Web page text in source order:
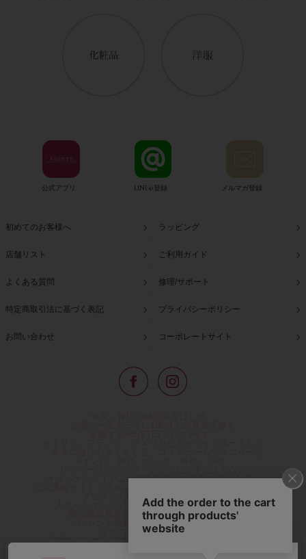
公式アプリ LINE@登録 メルマガ登録
初めてのお客様へ ラッピング
店舗リスト ご利用ガイド
よくある質問 修理/サポート
特定商取引法に基づく表記 プライバシーポリシー
お問い合わせ コーポレートサイト
オリジナルアイテムなどを幅広くご用意しています。
アビステの幅広い商品を取り揃え、
人気ランキングやテレビなどメディア着用商品、
雑誌掲載商品情報を紹介するコンテンツ、
プレゼント包装無料や独自のポイント還元
などのサービスをご提供。
心躍るインポートアクセサリーや時計、小物などで、